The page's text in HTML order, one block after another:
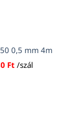
0,5 mm 4m
FtCurrent
price
/szál